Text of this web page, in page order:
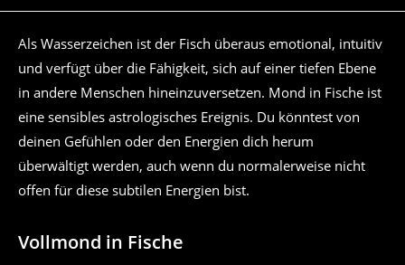
Als Wasserzeichen ist der Fisch überaus emotional, intuitiv
und verfügt über die Fähigkeit, sich auf einer tiefen Ebene
in andere Menschen hineinzuversetzen. Mond in Fische ist
eine sensibles astrologisches Ereignis. Du könntest von
deinen Gefühlen oder den Energien dich herum
überwältigt werden, auch wenn du normalerweise nicht
offen für diese subtilen Energien bist.
Vollmond in Fische